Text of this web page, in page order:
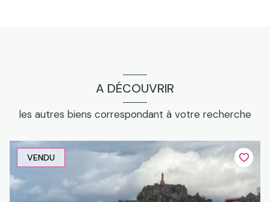
A DÉCOUVRIR
les autres biens correspondant à votre recherche
VENDU